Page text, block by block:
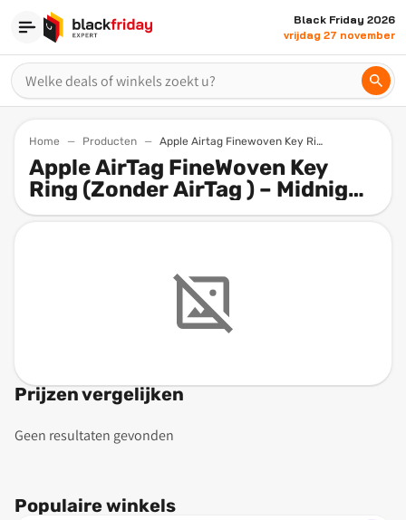
Black Friday 2026
vrijdag 27 november
Home Producten Apple Airtag Finewoven Key Ring Zonder Airtag Midnight Purple
Apple AirTag FineWoven Key
Ring (Zonder AirTag ) – Midnight
Purple
Prijzen vergelijken
Geen resultaten gevonden
Populaire winkels